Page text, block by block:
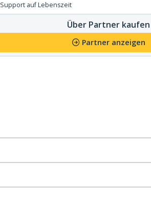
Support auf Lebenszeit
Über Partner kaufen
Partner anzeigen